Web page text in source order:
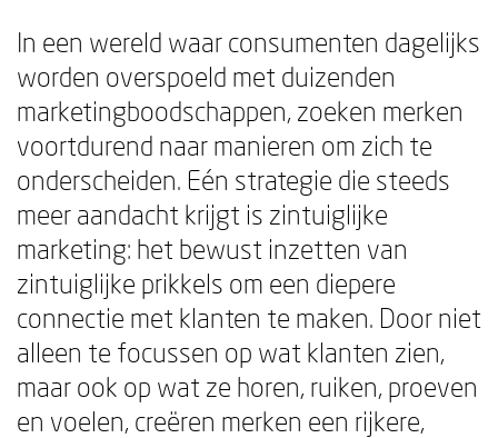
In een wereld waar consumenten dagelijks
worden overspoeld met duizenden
marketingboodschappen, zoeken merken
voortdurend naar manieren om zich te
onderscheiden. Eén strategie die steeds
meer aandacht krijgt is zintuiglijke
marketing: het bewust inzetten van
zintuiglijke prikkels om een diepere
connectie met klanten te maken. Door niet
alleen te focussen op wat klanten zien,
maar ook op wat ze horen, ruiken, proeven
en voelen, creëren merken een rijkere,